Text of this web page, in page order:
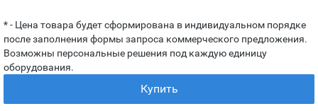
* - Цена товара будет сформирована в индивидуальном порядке
после заполнения формы запроса коммерческого предложения.
Возможны персональные решения под каждую единицу
оборудования.
Купить